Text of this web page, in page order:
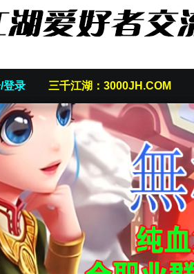
登录 三千江湖：3000JH.COM